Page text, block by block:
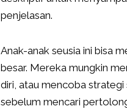
penjelasan.
Anak-anak seusia ini bisa
besar. Mereka mungkin
diri, atau mencoba
sebelum mencari